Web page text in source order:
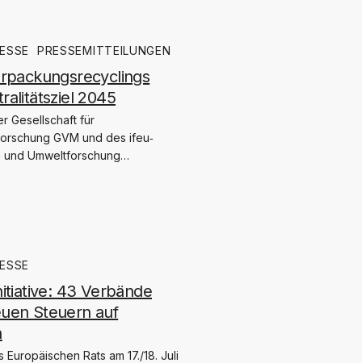
PRESSEMITTEILUNGEN
2045
Gesellschaft für
GVM und des ifeu‐
und Umweltforschung…
43 Verbände
Steuern auf
Rats am 17./18. Juli